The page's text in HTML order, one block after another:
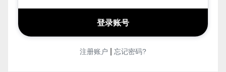
visibility
记住我，免登录